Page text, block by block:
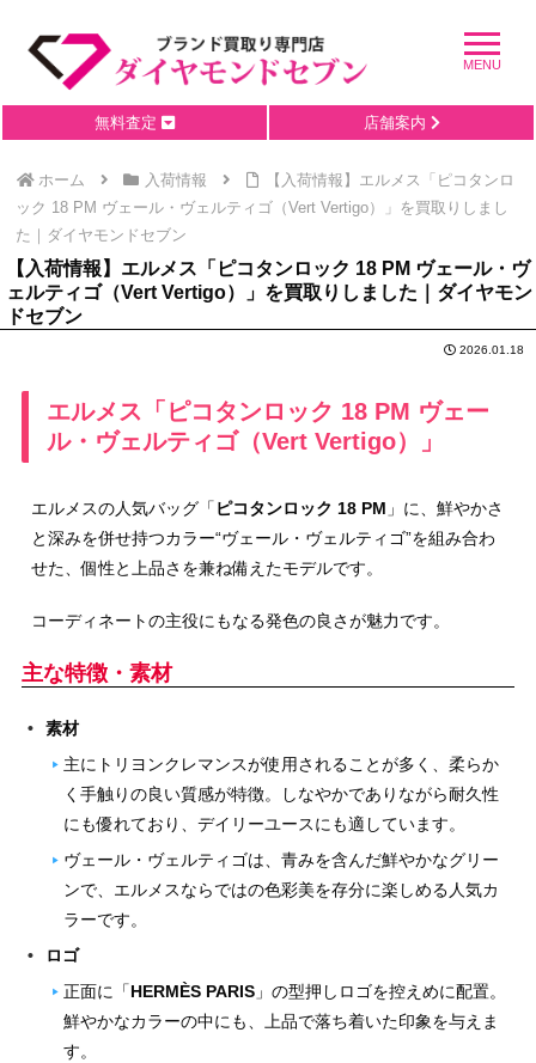
無料査定 店舗案内
ホーム 入荷情報
【入荷情報】エルメス「ピコタンロ
ック 18 PM ヴェール・ヴェルティゴ（Vert Vertigo）」を買取りしまし
た｜ダイヤモンドセブン
【入荷情報】エルメス「ピコタンロック 18 PM ヴェール・ヴ
ェルティゴ（Vert Vertigo）」を買取りしました｜ダイヤモン
ドセブン
2026.01.18
エルメス「ピコタンロック 18 PM ヴェー
ル・ヴェルティゴ（Vert Vertigo）」
エルメスの人気バッグ「ピコタンロック 18 PM 」に、鮮やかさ
と深みを併せ持つカラー“ヴェール・ヴェルティゴ”を組み合わ
せた、個性と上品さを兼ね備えたモデルです。
コーディネートの主役にもなる発色の良さが魅力です。
主な特徴・素材
素材
主にトリヨンクレマンスが使用されることが多く、柔らか
く手触りの良い質感が特徴。しなやかでありながら耐久性
にも優れており、デイリーユースにも適しています。
ヴェール・ヴェルティゴは、青みを含んだ鮮やかなグリー
ンで、エルメスならではの色彩美を存分に楽しめる人気カ
ラーです。
ロゴ
正面に「HERMÈS PARIS 」の型押しロゴを控えめに配置。
鮮やかなカラーの中にも、上品で落ち着いた印象を与えま
す。